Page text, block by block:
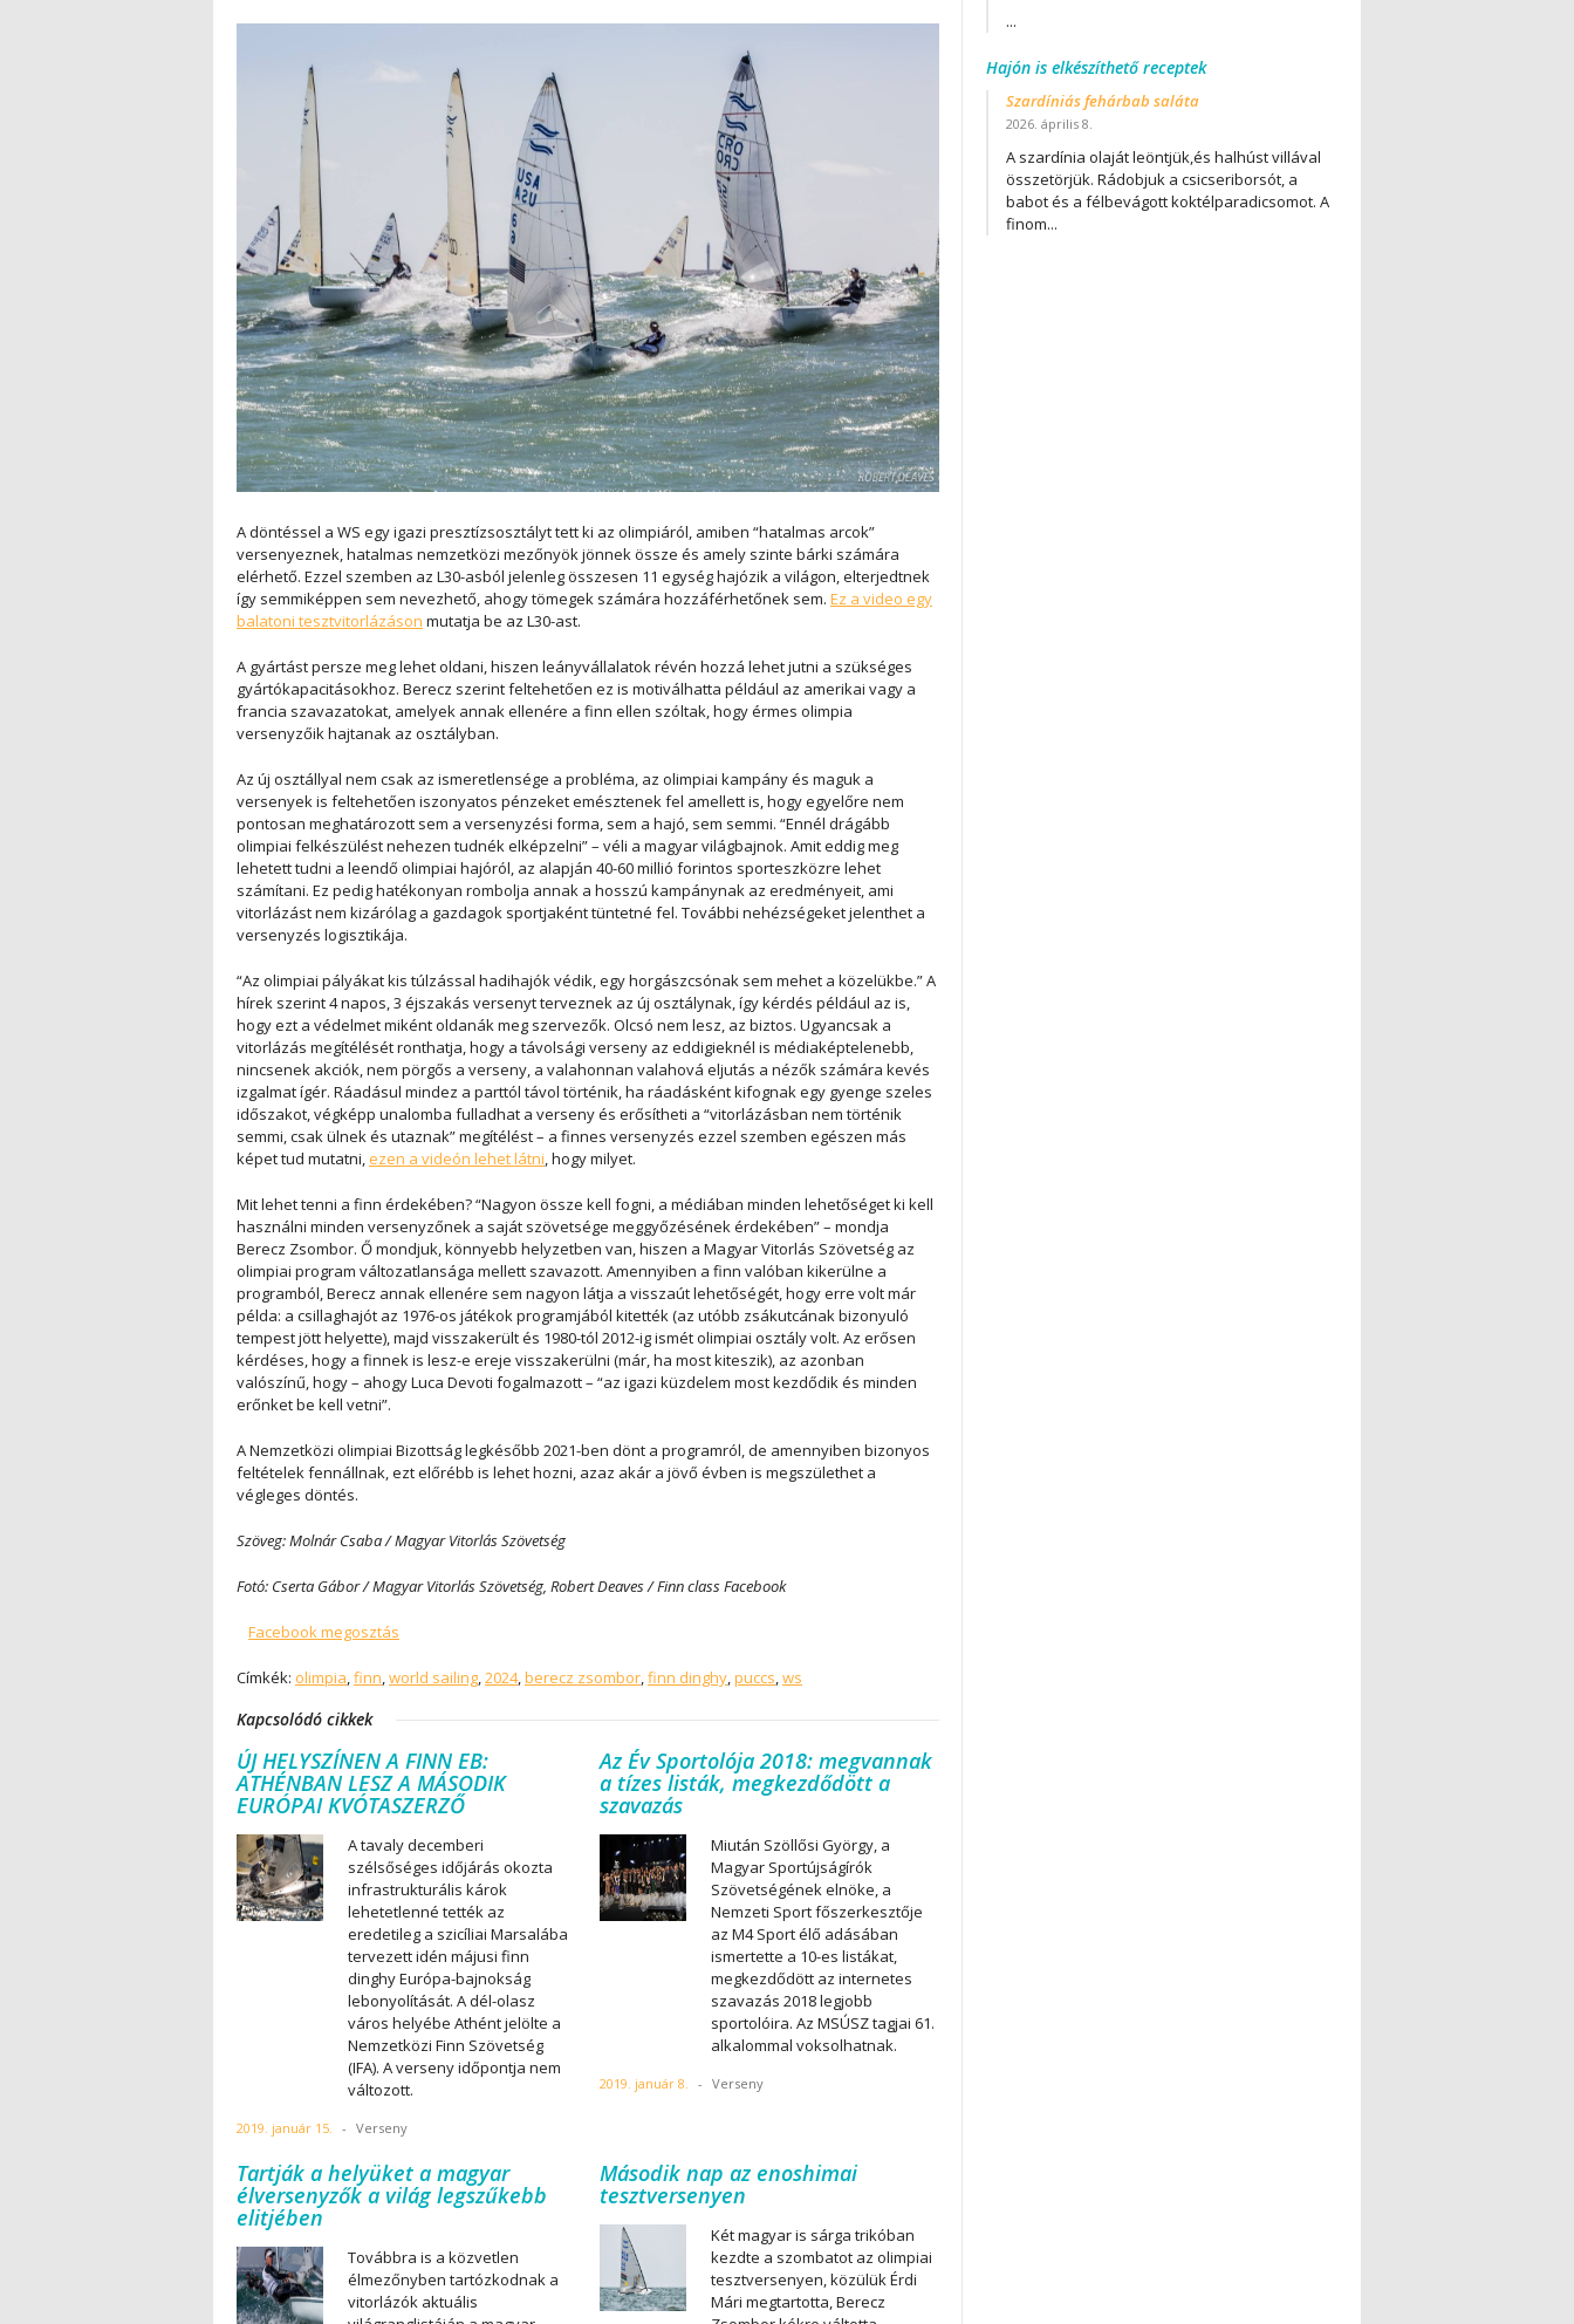
A döntéssel a WS egy igazi presztízsosztályt tett ki az olimpiáról, amiben “hatalmas arcok”
versenyeznek, hatalmas nemzetközi mezőnyök jönnek össze és amely szinte bárki számára
elérhető. Ezzel szemben az L30-asból jelenleg összesen 11 egység hajózik a világon, elterjedtnek
így semmiképpen sem nevezhető, ahogy tömegek számára hozzáférhetőnek sem. Ez a video egy
balatoni tesztvitorlázáson mutatja be az L30-ast.
A gyártást persze meg lehet oldani, hiszen leányvállalatok révén hozzá lehet jutni a szükséges
gyártókapacitásokhoz. Berecz szerint feltehetően ez is motiválhatta például az amerikai vagy a
francia szavazatokat, amelyek annak ellenére a finn ellen szóltak, hogy érmes olimpia
versenyzőik hajtanak az osztályban.
Az új osztállyal nem csak az ismeretlensége a probléma, az olimpiai kampány és maguk a
versenyek is feltehetően iszonyatos pénzeket emésztenek fel amellett is, hogy egyelőre nem
pontosan meghatározott sem a versenyzési forma, sem a hajó, sem semmi. “Ennél drágább
olimpiai felkészülést nehezen tudnék elképzelni” – véli a magyar világbajnok. Amit eddig meg
lehetett tudni a leendő olimpiai hajóról, az alapján 40-60 millió forintos sporteszközre lehet
számítani. Ez pedig hatékonyan rombolja annak a hosszú kampánynak az eredményeit, ami
vitorlázást nem kizárólag a gazdagok sportjaként tüntetné fel. További nehézségeket jelenthet a
versenyzés logisztikája.
“Az olimpiai pályákat kis túlzással hadihajók védik, egy horgászcsónak sem mehet a közelükbe.” A
hírek szerint 4 napos, 3 éjszakás versenyt terveznek az új osztálynak, így kérdés például az is,
hogy ezt a védelmet miként oldanák meg szervezők. Olcsó nem lesz, az biztos. Ugyancsak a
vitorlázás megítélését ronthatja, hogy a távolsági verseny az eddigieknél is médiaképtelenebb,
nincsenek akciók, nem pörgős a verseny, a valahonnan valahová eljutás a nézők számára kevés
izgalmat ígér. Ráadásul mindez a parttól távol történik, ha ráadásként kifognak egy gyenge szeles
időszakot, végképp unalomba fulladhat a verseny és erősítheti a “vitorlázásban nem történik
semmi, csak ülnek és utaznak” megítélést – a finnes versenyzés ezzel szemben egészen más
képet tud mutatni, ezen a videón lehet látni , hogy milyet.
Mit lehet tenni a finn érdekében? “Nagyon össze kell fogni, a médiában minden lehetőséget ki kell
használni minden versenyzőnek a saját szövetsége meggyőzésének érdekében” – mondja
Berecz Zsombor. Ő mondjuk, könnyebb helyzetben van, hiszen a Magyar Vitorlás Szövetség az
olimpiai program változatlansága mellett szavazott. Amennyiben a finn valóban kikerülne a
programból, Berecz annak ellenére sem nagyon látja a visszaút lehetőségét, hogy erre volt már
példa: a csillaghajót az 1976-os játékok programjából kitették (az utóbb zsákutcának bizonyuló
tempest jött helyette), majd visszakerült és 1980-tól 2012-ig ismét olimpiai osztály volt. Az erősen
kérdéses, hogy a finnek is lesz-e ereje visszakerülni (már, ha most kiteszik), az azonban
valószínű, hogy – ahogy Luca Devoti fogalmazott – “az igazi küzdelem most kezdődik és minden
erőnket be kell vetni”.
A Nemzetközi olimpiai Bizottság legkésőbb 2021-ben dönt a programról, de amennyiben bizonyos
feltételek fennállnak, ezt előrébb is lehet hozni, azaz akár a jövő évben is megszülethet a
végleges döntés.
Szöveg: Molnár Csaba / Magyar Vitorlás Szövetség
Fotó: Cserta Gábor / Magyar Vitorlás Szövetség, Robert Deaves / Finn class Facebook
Facebook megosztás
Címkék: olimpia finn world sailing 2024, berecz zsombor finn dinghy puccs ws
Kapcsolódó cikkek
ÚJ HELYSZÍNEN A FINN EB:
ATHÉNBAN LESZ A MÁSODIK
EURÓPAI KVÓTASZERZŐ
A tavaly decemberi
szélsőséges időjárás okozta
infrastrukturális károk
lehetetlenné tették az
eredetileg a szicíliai Marsalába
tervezett idén májusi finn
dinghy Európa-bajnokság
lebonyolítását. A dél-olasz
város helyébe Athént jelölte a
Nemzetközi Finn Szövetség
(IFA). A verseny időpontja nem
változott.
2019. január 15. - Verseny
Az Év Sportolója 2018: megvannak
a tízes listák, megkezdődött a
szavazás
Miután Szöllősi György, a
Magyar Sportújságírók
Szövetségének elnöke, a
Nemzeti Sport főszerkesztője
az M4 Sport élő adásában
ismertette a 10-es listákat,
megkezdődött az internetes
szavazás 2018 legjobb
sportolóira. Az MSÚSZ tagjai 61.
alkalommal voksolhatnak.
2019. január 8. - Verseny
Tartják a helyüket a magyar
élversenyzők a világ legszűkebb
elitjében
Továbbra is a közvetlen
élmezőnyben tartózkodnak a
vitorlázók aktuális
Második nap az enoshimai
tesztversenyen
Két magyar is sárga trikóban
kezdte a szombatot az olimpiai
tesztversenyen, közülük Érdi
Mári megtartotta, Berecz
...
Hajón is elkészíthető receptek
Szardíniás fehárbab saláta
2026. április 8.
A szardínia olaját leöntjük,és halhúst villával
összetörjük. Rádobjuk a csicseriborsót, a
babot és a félbevágott koktélparadicsomot. A
finom...